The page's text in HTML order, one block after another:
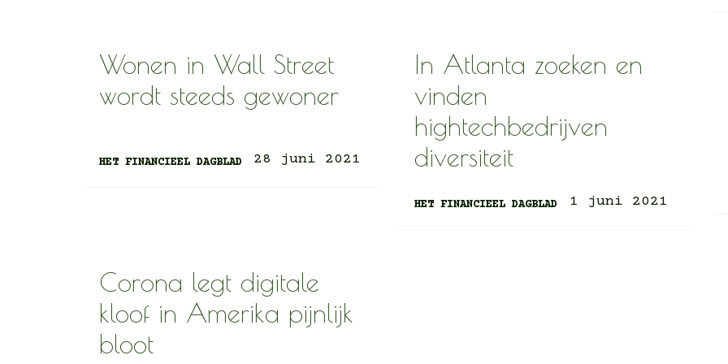
Wonen in Wall Street
wordt steeds gewoner
HET FINANCIEEL DAGBLAD 28 juni 2021
In Atlanta zoeken en
vinden
hightechbedrijven
diversiteit
HET FINANCIEEL DAGBLAD 1 juni 2021
Corona legt digitale
kloof in Amerika pijnlijk
bloot